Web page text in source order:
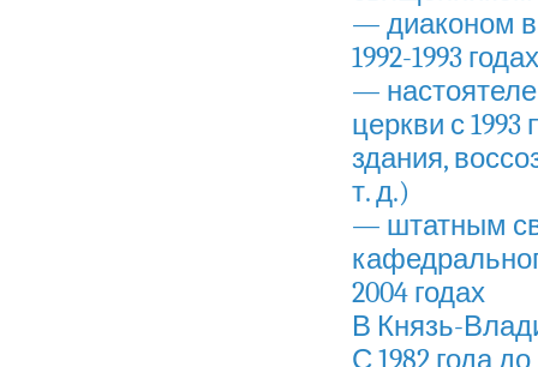
— диаконом
1992-1993 годах
—
церкви с
здания,
т. д.)
— штатным
2004 годах
В Князь-
С 1982 года